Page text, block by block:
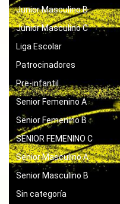
Junior Masculino B
Junior Masculino C
Liga Escolar
Patrocinadores
Pre-infantil
Senior Femenino A
Senior Femenino B
SENIOR FEMENINO C
Senior Masculino A
Senior Masculino B
Sin categoría